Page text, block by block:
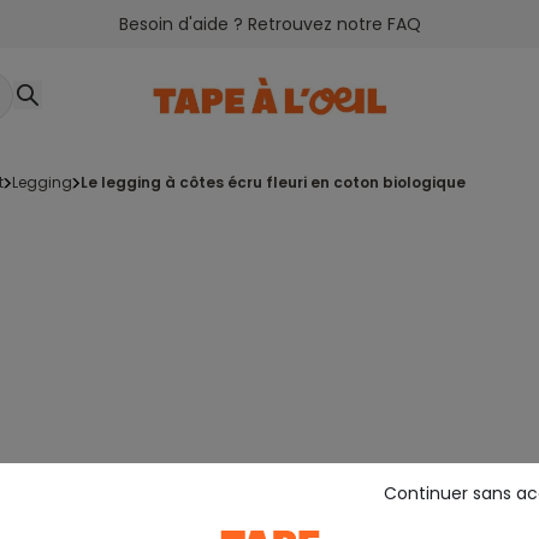
Besoin d'aide ? Retrouvez notre FAQ
legging le legging à côtes écru fleuri en coton biologique
Continuer sans